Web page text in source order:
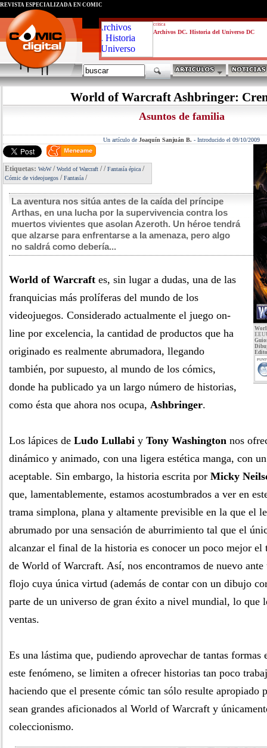
critica
Archivos DC. Historia del Universo DC
REVISTA ESPECIALIZADA EN CÓMIC
World of Warcraft Ashbringer:
Asuntos de familia
Un artículo deJoaquín Sanjuán B. -Introducido el 09/10/2009
Etiquetas: WoW/World of Warcraft //Fantasía épica /
Cómic de videojuegos /Fantasía /
La aventura nos sitúa antes de la caída del príncipe
Arthas, en una lucha por la supervivencia contra los
muertos vivientes que asolan Azeroth. Un héroe tendrá
que alzarse para enfrentarse a la amenaza, pero algo
no saldrá como debería...
World of Warcraft es, sin lugar a dudas, una de las
franquicias más prolíferas del mundo de los
videojuegos. Considerado actualmente el juego on-
line por excelencia, la cantidad de productos que ha
originado es realmente abrumadora, llegando
también, por supuesto, al mundo de los cómics,
donde ha publicado ya un largo número de historias,
como ésta que ahora nos ocupa, Ashbringer.
Los lápices de Ludo Lullabi y Tony Washington nos
dinámico y animado, con una ligera estética manga, con
aceptable. Sin embargo, la historia escrita por Micky
que, lamentablemente, estamos acostumbrados a ver en
trama simplona, plana y altamente previsible en la que el
abrumado por una sensación de aburrimiento tal que el
alcanzar el final de la historia es conocer un poco mejor el
de World of Warcraft. Así, nos encontramos de nuevo ante
flojo cuya única virtud (además de contar con un dibujo
parte de un universo de gran éxito a nivel mundial, lo que
ventas.
Es una lástima que, pudiendo aprovechar de tantas
este fenómeno, se limiten a ofrecer historias tan poco
haciendo que el presente cómic tan sólo resulte apropiado
sean grandes aficionados al World of Warcraft y
coleccionismo.